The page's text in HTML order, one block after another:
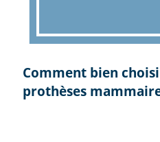
Comment bien
prothèses